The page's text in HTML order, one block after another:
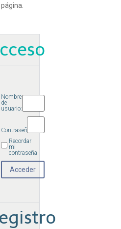
Nombre
de
usuario:
Contraseña:
Recordar
mi
contraseña
Acceder